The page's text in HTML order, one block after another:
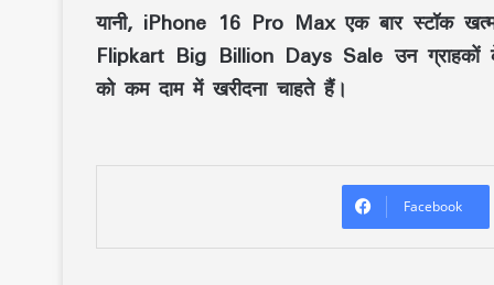
यानी, iPhone 16 Pro Max एक बार स्टॉक
Flipkart Big Billion Days Sale उन ग्राहकों
को कम दाम में खरीदना चाहते हैं।
Facebook